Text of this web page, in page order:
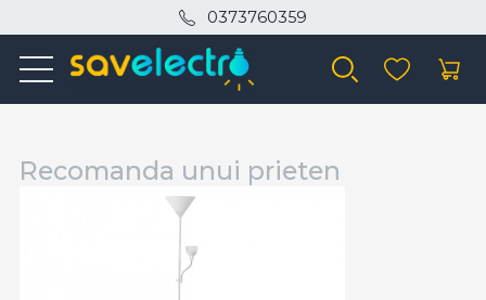
0373760359
Recomanda unui prieten